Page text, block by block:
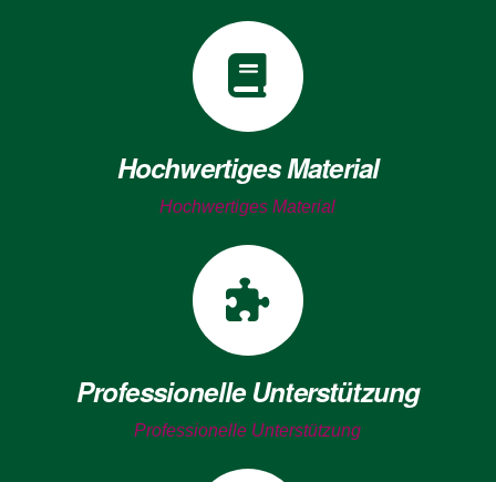
Hochwertiges Material
Hochwertiges Material
Professionelle Unterstützung
Professionelle Unterstützung